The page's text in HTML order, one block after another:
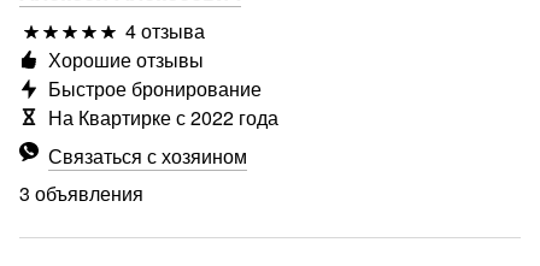
4 отзыва
Связаться с хозяином
3 объявления
Хорошие отзывы
Быстрое бронирование
На Квартирке с 2022 года